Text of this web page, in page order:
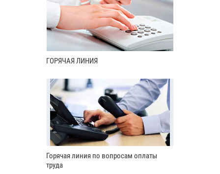
ГОРЯЧАЯ ЛИНИЯ
Горячая линия по вопросам оплаты
труда